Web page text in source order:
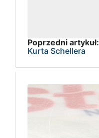
Poprzedni artykuł:
Kurta Schellera